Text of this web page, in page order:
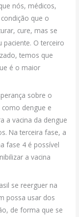
nós, médicos,
que o
cure, mas se
O terceiro
temos que
é o maior
sobre o
dengue e
a vacina da dengue
Na terceira fase, a
fase 4 é possível
a vacina
se reerguer na
possa usar dos
de forma que se